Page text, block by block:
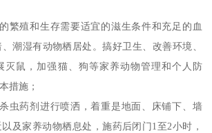
繁殖和生存需要适宜的滋生条件和充足的血
潮湿有动物栖居处。搞好卫生、改善环境、
灭鼠，加强猫、狗等家养动物管理和个人防
措施；
虫药剂进行喷洒，着重是地面、床铺下、墙
及家养动物栖息处，施药后闭门1至2小时，